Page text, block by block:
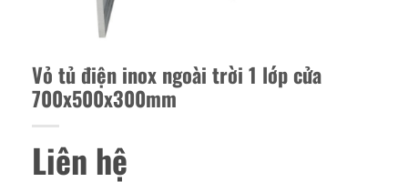
Vỏ tủ điện inox ngoài trời 1 lớp cửa
700x500x300mm
Liên hệ